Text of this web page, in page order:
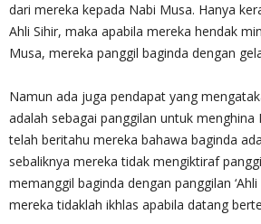
dari mereka kepada Nabi Musa. Hanya
Ahli Sihir, maka apabila mereka hendak
Musa, mereka panggil baginda dengan
Namun ada juga pendapat yang
adalah sebagai panggilan untuk menghina
telah beritahu mereka bahawa baginda
sebaliknya mereka tidak mengiktiraf
memanggil baginda dengan panggilan ‘Ahli
mereka tidaklah ikhlas apabila datang